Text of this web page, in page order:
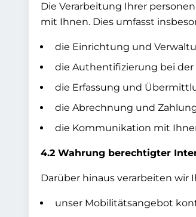
Die Verarbeitung Ihrer
mit Ihnen. Dies umfasst
die Einrichtung und
die Authentifizierung bei
die Erfassung und
die Abrechnung und
die Kommunikation mit
4.2 Wahrung berechtigter
Darüber hinaus verarbeiten wir
unser Mobilitätsangebot